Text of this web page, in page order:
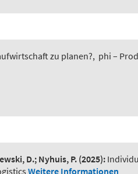
zu planen?, phi –
D.; Nyhuis, P. (2025):
Weitere Informationen